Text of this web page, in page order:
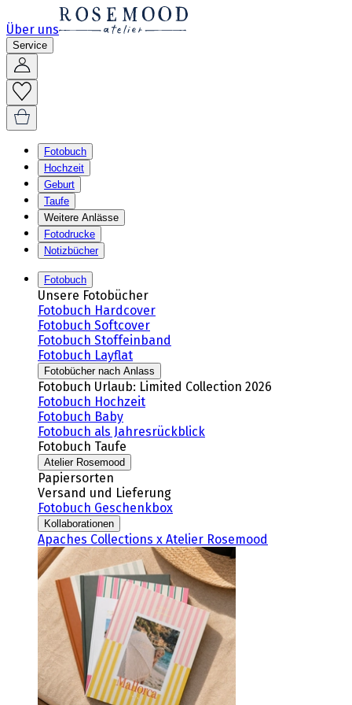
Über uns
Service
Fotobuch
Hochzeit
Geburt
Taufe
Weitere Anlässe
Fotodrucke
Notizbücher
Fotobuch
Unsere Fotobücher
Fotobuch Hardcover
Fotobuch Softcover
Fotobuch Stoffeinband
Fotobuch Layflat
Fotobücher nach Anlass
Fotobuch Urlaub: Limited Collection 2026
Fotobuch Hochzeit
Fotobuch Baby
Fotobuch als Jahresrückblick
Fotobuch Taufe
Atelier Rosemood
Papiersorten
Versand und Lieferung
Fotobuch Geschenkbox
Kollaborationen
Apaches Collections x Atelier Rosemood